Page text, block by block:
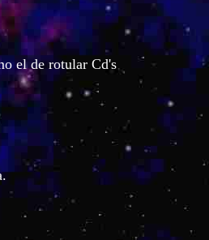
el de rotular Cd's